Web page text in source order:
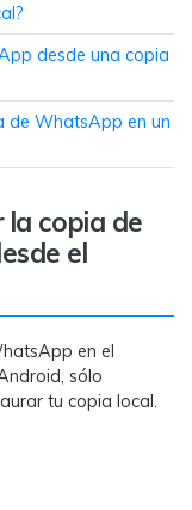
desde una copia
de WhatsApp en un
copia de
el
en el
sólo
tu copia local.